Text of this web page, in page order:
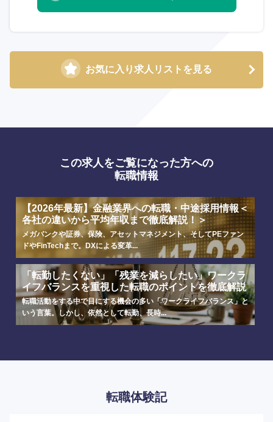
お気に入り求人リストを見る
海外
この求人をご覧になった方への
転職情報
【2026年最新】金融業界への転職・中途採用情報＜
各社の違いから平均年収まで徹底解説！＞
メガバンクや証券、保険、アセットマネジメント、そしてPEファン
ドやFinTechまで。DXによる変革...
「転勤したくない」「残業を減らしたい」ワークラ
イフバランスを重視した転職のポイントを徹底解説
転職活動をする中で目にする機会の多い「ワークライフバランス」と
いう言葉。しかし、依然として転勤、長時...
転職体験記